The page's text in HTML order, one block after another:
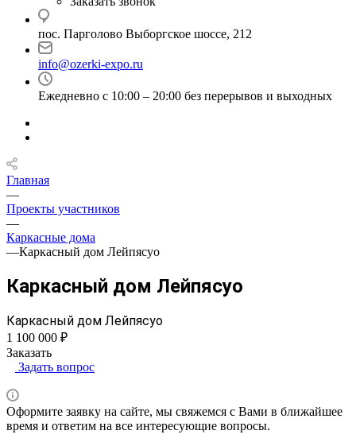
пос. Парголово Выборгское шоссе, 212
info@ozerki-expo.ru
Ежедневно с 10:00 – 20:00 без перерывов и выходных
Главная
—
Проекты участников
—
Каркасные дома
—Каркасный дом Лейпясуо
Каркасный дом Лейпясуо
Каркасный дом Лейпясуо
1 100 000 ₽
Заказать
Задать вопрос
Оформите заявку на сайте, мы свяжемся с Вами в ближайшее
время и ответим на все интересующие вопросы.